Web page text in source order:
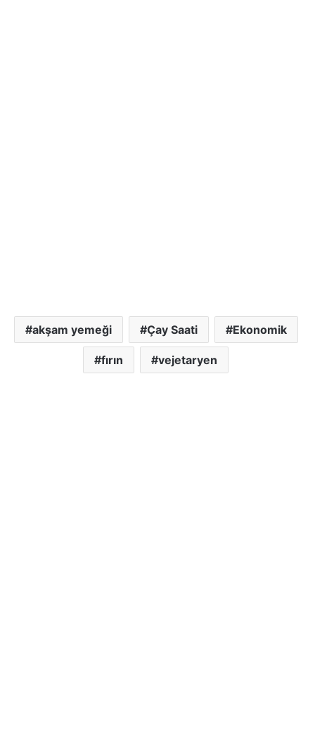
akşam yemeği Çay Saati Ekonomik
fırın vejetaryen